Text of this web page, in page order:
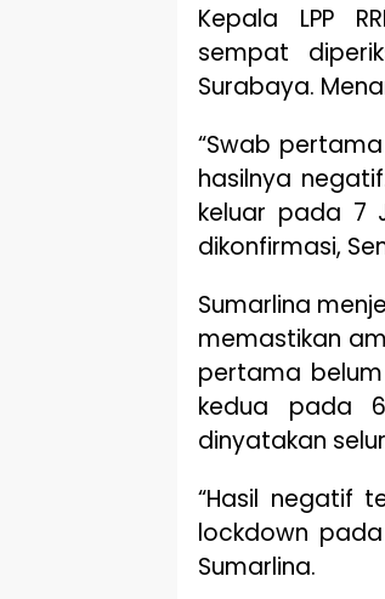
Kepala LPP
sempat
Surabaya.
“Swab
hasilnya
keluar pada 7
dikonfirmasi,
Sumarlina
memastikan
pertama
kedua pada
dinyatakan
“Hasil negatif
lockdown
Sumarlina.